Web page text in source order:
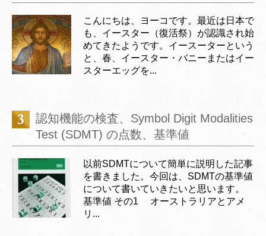
こんにちは、ヨーコです。最近は日本で
も、イースター（復活祭）が認識され始
めてきたようです。イースーターという
と、春、イースター・バニーまたはイー
スターエッグを...
認知機能の検査、Symbol Digit Modalities
Test (SDMT) の点数、基準値
以前SDMTについて簡単に説明した記事
を書きました。今回は、SDMTの基準値
について書いていきたいと思います。
基準値 その1 オーストラリアとアメ
リ...